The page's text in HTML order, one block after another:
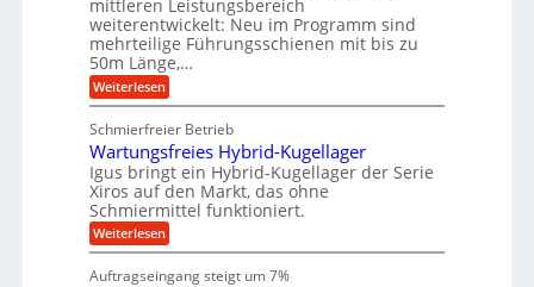
b
u
n
g
n
H
u
b
b
e
w
e
g
u
n
g
e
n
o
t
i
v
e
u
n
d
M
a
s
c
h
i
n
n
r
W
e
r
k
z
e
u
g
k
r
e
i
s
l
a
u
mittleren Leistungsbereich
weiterentwickelt: Neu im Programm sind
mehrteilige Führungsschienen mit bis zu
50m Länge,…
Weiterlesen:
K
g
e
l
s
c
h
i
e
Schmierfreier Betrieb
Wartungsfreies Hybrid-Kugellager
Igus bringt ein Hybrid-Kugellager der Serie
Xiros auf den Markt, das ohne
Schmiermittel funktioniert.
Weiterlesen:
W
r
Auftragseingang steigt um 7%